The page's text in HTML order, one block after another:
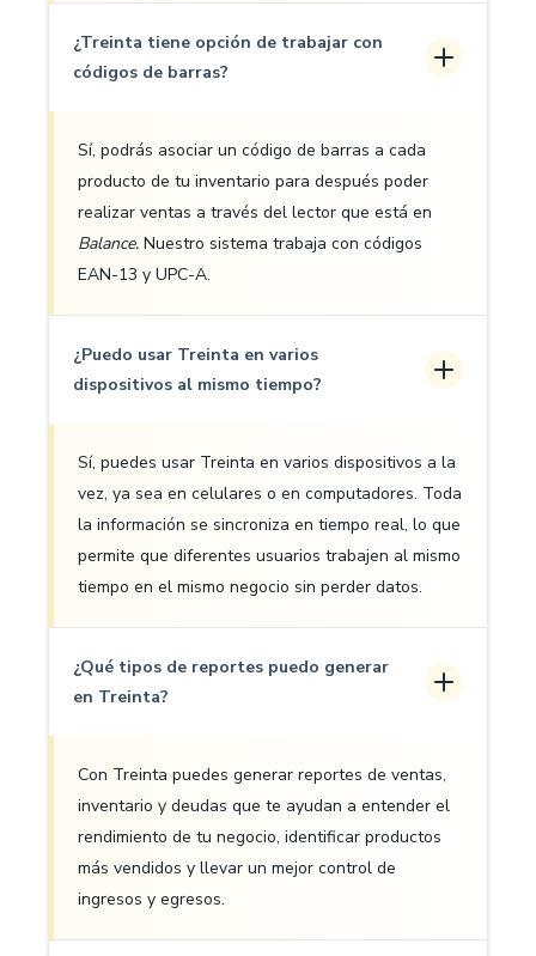
¿Treinta tiene opción de trabajar con
códigos de barras?
Sí, podrás asociar un código de barras a cada
producto de tu inventario para después poder
realizar ventas a través del lector que está en
Balance.Nuestro sistema trabaja con códigos
EAN-13 y UPC-A.
¿Puedo usar Treinta en varios
dispositivos al mismo tiempo?
Sí, puedes usar Treinta en varios dispositivos a la
vez, ya sea en celulares o en computadores. Toda
la información se sincroniza en tiempo real, lo que
permite que diferentes usuarios trabajen al mismo
tiempo en el mismo negocio sin perder datos.
¿Qué tipos de reportes puedo generar
en Treinta?
Con Treinta puedes generar reportes de ventas,
inventario y deudas que te ayudan a entender el
rendimiento de tu negocio, identificar productos
más vendidos y llevar un mejor control de
ingresos y egresos.